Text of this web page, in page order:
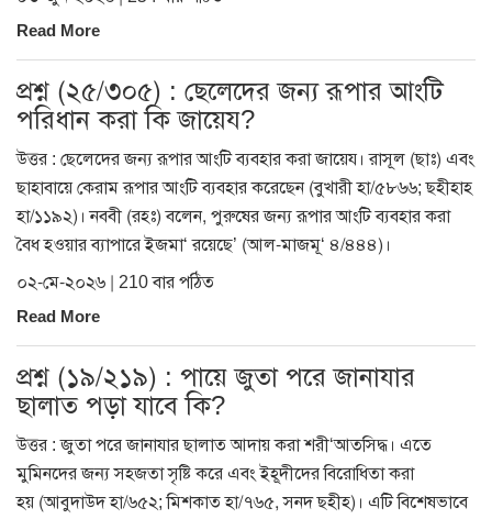
Read More
প্রশ্ন (২৫/৩০৫) : ছেলেদের জন্য রূপার আংটি
পরিধান করা কি জায়েয?
উত্তর : ছেলেদের জন্য রূপার আংটি ব্যবহার করা জায়েয। রাসূল (ছাঃ) এবং
ছাহাবায়ে কেরাম রূপার আংটি ব্যবহার করেছেন (বুখারী হা/৫৮৬৬; ছহীহাহ
হা/১১৯২)। নববী (রহঃ) বলেন, পুরুষের জন্য রূপার আংটি ব্যবহার করা
বৈধ হওয়ার ব্যাপারে ইজমা‘ রয়েছে’ (আল-মাজমূ‘ ৪/৪৪৪)।
০২-মে-২০২৬ | 210 বার পঠিত
Read More
প্রশ্ন (১৯/২১৯) : পায়ে জুতা পরে জানাযার
ছালাত পড়া যাবে কি?
উত্তর : জুতা পরে জানাযার ছালাত আদায় করা শরী‘আতসিদ্ধ। এতে
মুমিনদের জন্য সহজতা সৃষ্টি করে এবং ইহূদীদের বিরোধিতা করা
হয় (আবুদাউদ হা/৬৫২; মিশকাত হা/৭৬৫, সনদ ছহীহ)। এটি বিশেষভাবে